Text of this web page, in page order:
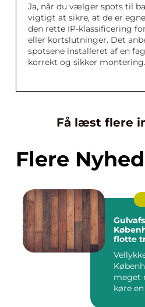
Ja, når du vælger spots til
vigtigt at sikre, at de er
den rette IP-klassificering
eller kortslutninger. Det
spotsene installeret af en
korrekt og sikker montering.
Få læst flere
Flere
flotte
meget
køre